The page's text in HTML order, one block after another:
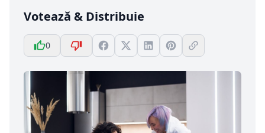
Votează & Distribuie
0